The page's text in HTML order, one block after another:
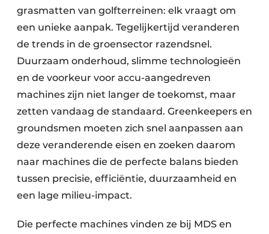
grasmatten van golfterreinen: elk vraagt om
een unieke aanpak. Tegelijkertijd veranderen
de trends in de groensector razendsnel.
Duurzaam onderhoud, slimme technologieën
en de voorkeur voor accu-aangedreven
machines zijn niet langer de toekomst, maar
zetten vandaag de standaard. Greenkeepers en
groundsmen moeten zich snel aanpassen aan
deze veranderende eisen en zoeken daarom
naar machines die de perfecte balans bieden
tussen precisie, efficiëntie, duurzaamheid en
een lage milieu-impact.
Die perfecte machines vinden ze bij MDS en